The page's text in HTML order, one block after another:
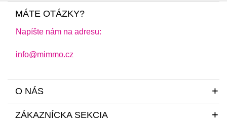
MÁTE OTÁZKY?
Napíšte nám na adresu:
info@mimmo.cz
O NÁS
ZÁKAZNÍCKA SEKCIA